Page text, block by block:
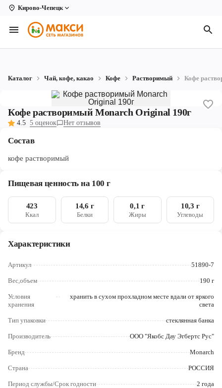
Кирово-Чепецк
Вологда
Архангельск
Кирово-Чепецк
Коряжма
Рыбинск
Северодвинск
Ярославль
Каталог Чай, кофе, какао Кофе Растворимый Кофе
Кофе растворимый Monarch Original 190г
4.5 5 оценок Нет отзывов
Состав
кофе растворимый
Пищевая ценность на 100 г
423
Ккал
14,6 г
Белки
0,1 г
Жиры
10,3 г
Углеводы
Характеристики
Артикул 51890-7
Вес,объем 190 г
Условия
хранения
хранить в сухом прохладном месте вдали от яркого
света
Тип упаковки стеклянная банка
Производитель ООО "Якобс Дау Эгбертс Рус"
Бренд Monarch
Страна РОССИЯ
Период службы/Срок годности 2 года